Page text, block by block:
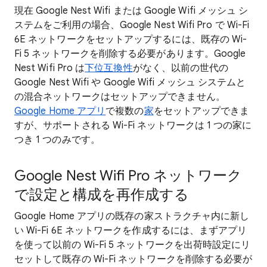
現在 Google Nest Wifi または Google Wifi メッシュ シ
ステムをご利用の場合、Google Nest Wifi Pro で Wi-Fi
6E ネットワークをセットアップするには、既存の Wi-
Fi 5 ネットワークを削除する必要があります。Google
Nest Wifi Pro は下位互換性がなく、以前の世代の
Google Nest Wifi や Google Wifi メッシュ システムと
の混合ネットワークはセットアップできません。
Google Home アプリ で複数の家をセットアップできま
すが、サポートされる Wi-Fi ネットワークは 1 つの家に
つき 1 つのみです。
Google Nest Wifi Pro ネットワーク
で設定と構成を再作成する
Google Home アプリの既存の家ストラクチャ内に新し
い Wi-Fi 6E ネットワークを作成するには、まずアプリ
を使って以前の Wi-Fi 5 ネットワークを出荷時設定にリ
セットして既存の Wi-Fi ネットワークを削除する必要が